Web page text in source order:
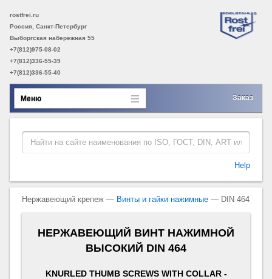
rostfrei.ru
Россия, Санкт-Петербург
Выборгская набережная 55
+7(812)975-08-02
+7(812)336-55-39
+7(812)336-55-40
Меню Заказ
Help
Нержавеющий крепеж — Винты и гайки нажимные — DIN 464
НЕРЖАВЕЮЩИЙ ВИНТ НАЖИМНОЙ
ВЫСОКИЙ DIN 464
KNURLED THUMB SCREWS WITH COLLAR -